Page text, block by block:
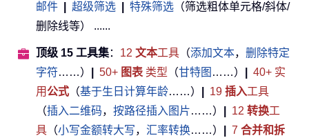
邮件
超级筛选 特殊筛选 （筛选粗体单元格/斜体/
删除线等） ......
顶级 15 工具集： 12 文本工具 （添加文本， 删除特定
字符……） 50+ 图表 类型 （甘特图 ……）
40+ 实
用公式 （基于生日计算年龄……） 19 插入工具
（插入二维码， 按路径插入图片……） 12 转换工
具 （小写金额转大写， 汇率转换……） 7 合并和拆